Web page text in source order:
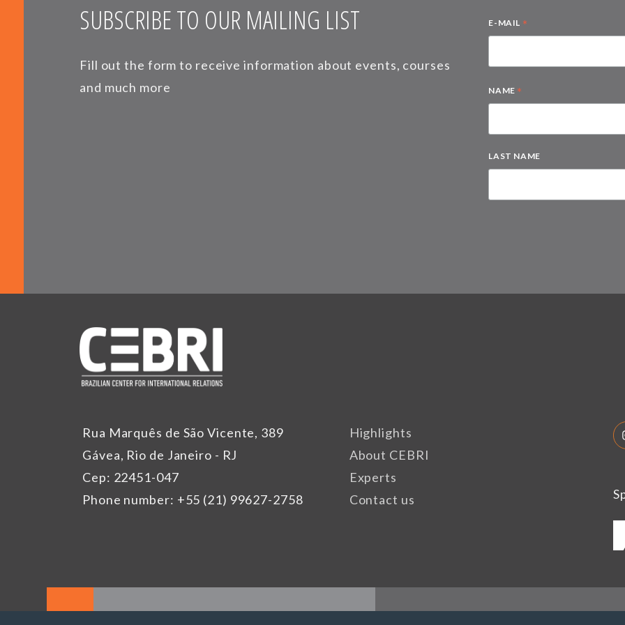
SUBSCRIBE TO OUR MAILING LIST
Fill out the form to receive information about events, courses
and much more
E-MAIL *
NAME *
LAST NAME
Rua Marquês de São Vicente, 389
Gávea, Rio de Janeiro - RJ
Cep: 22451-047
Phone number: +55 (21) 99627-2758
Highlights
About CEBRI
Experts
Contact us